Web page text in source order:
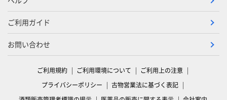
ご利用ガイド
お問い合わせ
ご利用規約 ご利用環境について
ご利用上の注意
プライバシーポリシー
古物営業法に基づく表記